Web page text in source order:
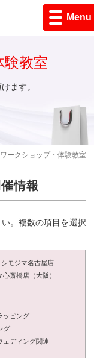
Menu
ークショップ・体験教室
験教室
ます。
情報
。複数の項目を選択
シモジマ名古屋店
心斎橋店（大阪）
ッピング
グ
ェディング関連